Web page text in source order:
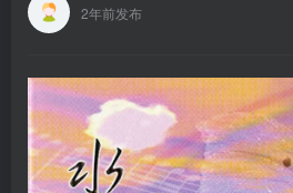
2年前发布